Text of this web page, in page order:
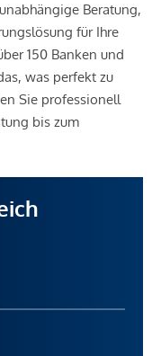
Beratung,
für Ihre
150 Banken und
was perfekt zu
Sie professionell
bis zum